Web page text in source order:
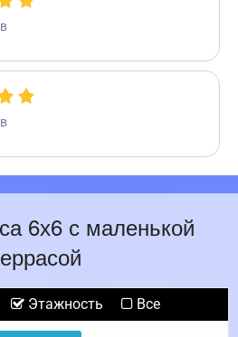
6х6 с маленькой
Этажность Все